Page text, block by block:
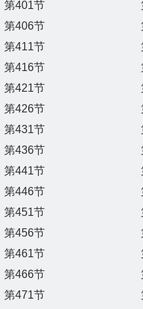
第401节
第406节
第411节
第416节
第421节
第426节
第431节
第436节
第441节
第446节
第451节
第456节
第461节
第466节
第471节